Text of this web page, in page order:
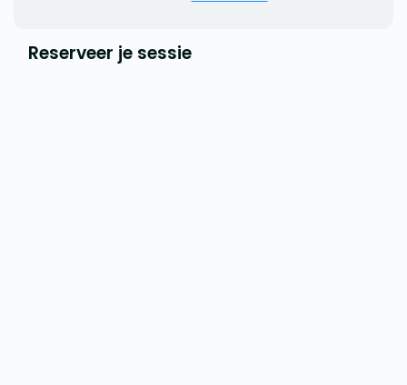
Reserveer je sessie